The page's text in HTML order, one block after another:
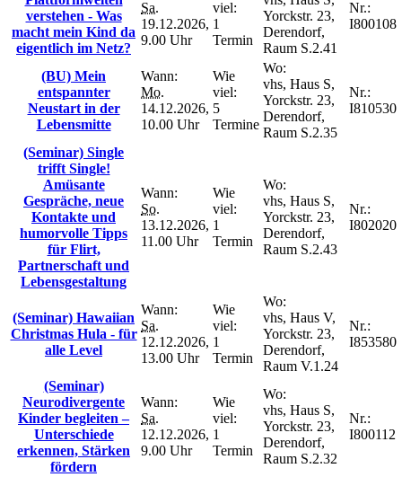
verstehen - Was
macht mein Kind da
eigentlich im Netz?
Sa.
19.12.2026,
9.00 Uhr
viel:
1
Termin
Yorckstr. 23,
Derendorf,
Raum S.2.41
Nr.:
I800108
(BU) Mein
entspannter
Neustart in der
Lebensmitte
Wann:
Mo.
14.12.2026,
10.00 Uhr
Wie
viel:
5
Termine
Wo:
vhs, Haus S,
Yorckstr. 23,
Derendorf,
Raum S.2.35
Nr.:
I810530
(Seminar) Single
trifft Single!
Amüsante
Gespräche, neue
Kontakte und
humorvolle Tipps
für Flirt,
Partnerschaft und
Lebensgestaltung
Wann:
So.
13.12.2026,
11.00 Uhr
Wie
viel:
1
Termin
Wo:
vhs, Haus S,
Yorckstr. 23,
Derendorf,
Raum S.2.43
Nr.:
I802020
(Seminar) Hawaiian
Christmas Hula - für
alle Level
Wann:
Sa.
12.12.2026,
13.00 Uhr
Wie
viel:
1
Termin
Wo:
vhs, Haus V,
Yorckstr. 23,
Derendorf,
Raum V.1.24
Nr.:
I853580
(Seminar)
Neurodivergente
Kinder begleiten –
Unterschiede
erkennen, Stärken
fördern
Wann:
Sa.
12.12.2026,
9.00 Uhr
Wie
viel:
1
Termin
Wo:
vhs, Haus S,
Yorckstr. 23,
Derendorf,
Raum S.2.32
Nr.:
I800112